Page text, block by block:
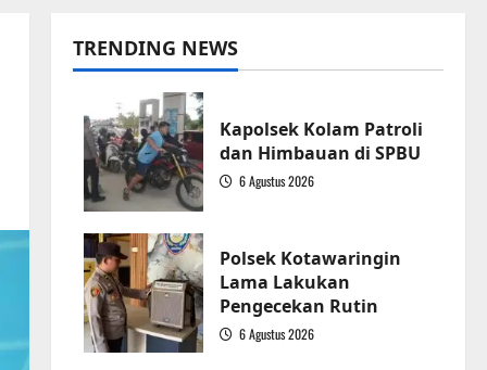
TRENDING NEWS
Kapolsek Kolam Patroli
dan Himbauan di SPBU
6 Agustus 2026
Polsek Kotawaringin
Lama Lakukan
Pengecekan Rutin
6 Agustus 2026